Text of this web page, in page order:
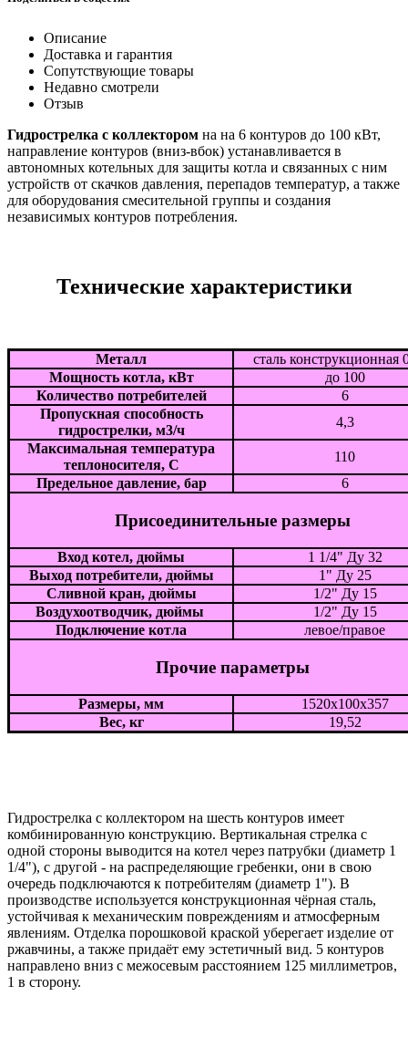
Описание
Доставка и гарантия
Сопутствующие товары
Недавно смотрели
Отзыв
Гидрострелка с коллектором на на 6 контуров до 100 кВт,
направление контуров (вниз-вбок) устанавливается в
автономных котельных для защиты котла и связанных с ним
устройств от скачков давления, перепадов температур, а также
для оборудования смесительной группы и создания
независимых контуров потребления.
Технические характеристики
Металл
сталь конструкционная
Мощность котла, кВт
до 100
Количество потребителей
6
Пропускная способность
гидрострелки, м3/ч
4,3
Максимальная температура
теплоносителя, С
110
Предельное давление, бар
6
Присоединительные размеры
Вход котел, дюймы
1 1/4" Ду 32
Выход потребители, дюймы
1" Ду 25
Сливной кран, дюймы
1/2" Ду 15
Воздухоотводчик, дюймы
1/2" Ду 15
Подключение котла
левое/правое
Прочие параметры
Размеры, мм
1520х100х357
Вес, кг
19,52
Гидрострелка с коллектором на шесть контуров имеет
комбинированную конструкцию. Вертикальная стрелка с
одной стороны выводится на котел через патрубки (диаметр 1
1/4"), с другой - на распределяющие гребенки, они в свою
очередь подключаются к потребителям (диаметр 1"). В
производстве используется конструкционная чёрная сталь,
устойчивая к механическим повреждениям и атмосферным
явлениям. Отделка порошковой краской уберегает изделие от
ржавчины, а также придаёт ему эстетичный вид. 5 контуров
направлено вниз с межосевым расстоянием 125 миллиметров,
1 в сторону.